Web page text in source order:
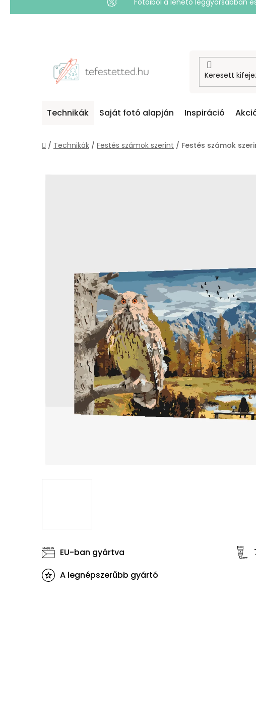
Fotóiból a lehető leggyorsabban
Technikák Saját fotó alapján Inspiráció
Kezdőlap
/ Technikák / Festés számok szerint / Festés számok
EU-ban gyártva
A legnépszerűbb gyártó